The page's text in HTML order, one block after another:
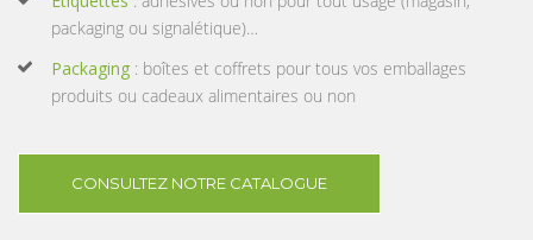
packaging ou signalétique)…
Packaging : boîtes et coffrets pour tous vos emballages
produits ou cadeaux alimentaires ou non
CONSULTEZ NOTRE CATALOGUE